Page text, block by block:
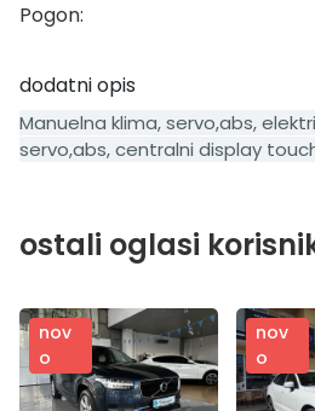
Pogon:
dodatni opis
Manuelna klima, servo,abs,
servo,abs, centralni display
ostali oglasi
nov
o
nov
o